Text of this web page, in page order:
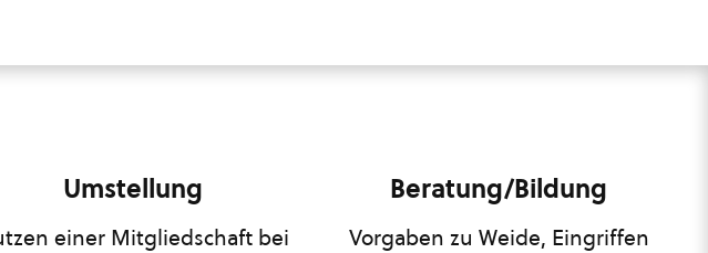
Umstellung
einer Mitgliedschaft bei
Beratung/Bildung
Vorgaben zu Weide, Eingriffen